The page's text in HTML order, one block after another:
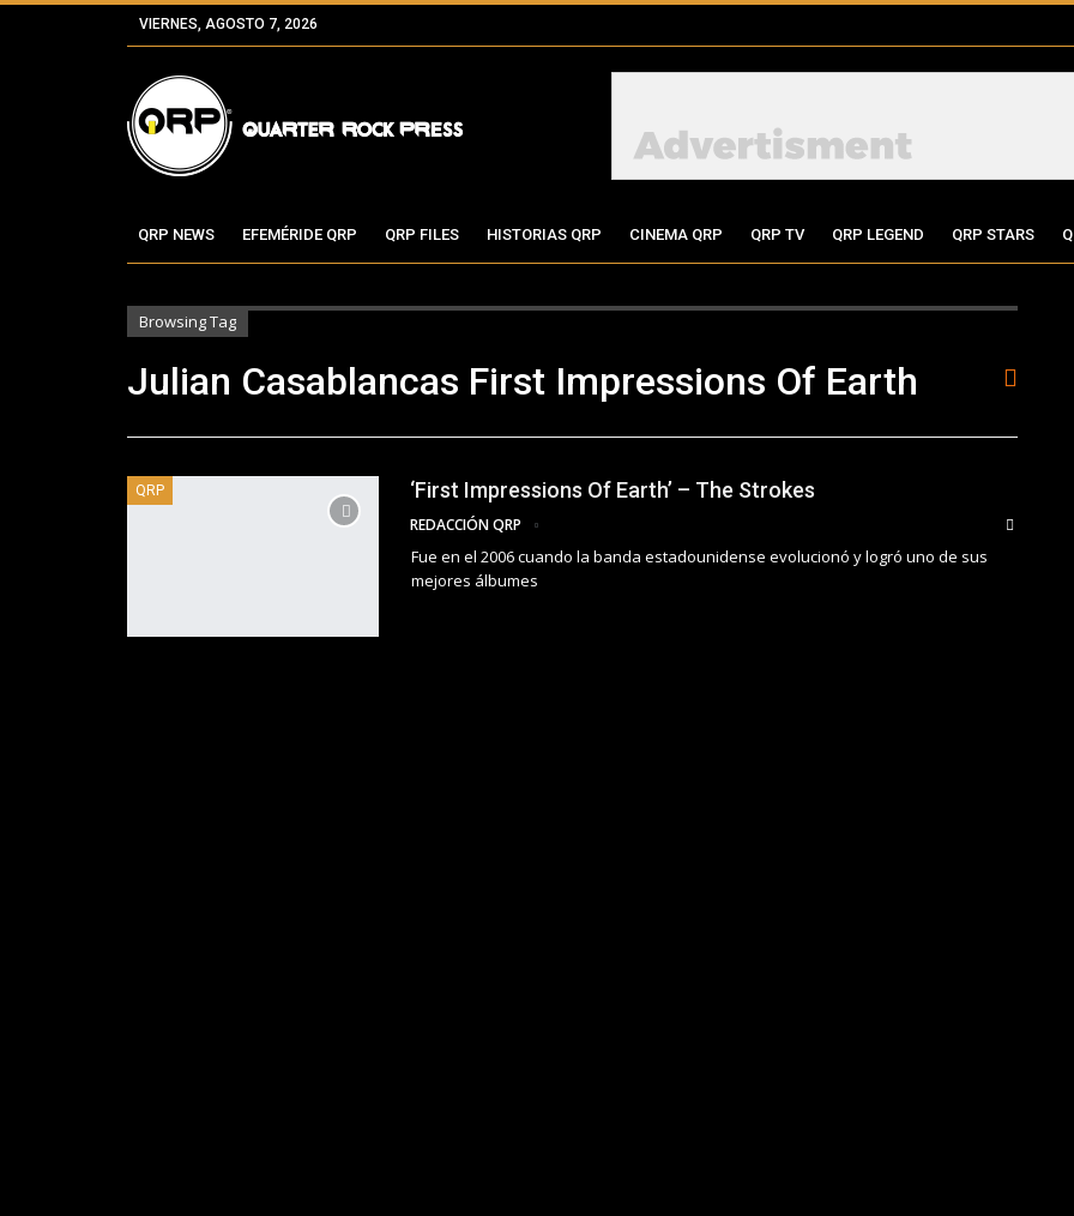
VIERNES, AGOSTO 7, 2026
QRP NEWS EFEMÉRIDE QRP QRP FILES HISTORIAS QRP CINEMA QRP QRP TV QRP LEGEND QRP STARS
Browsing Tag
Julian Casablancas First Impressions Of Earth
QRP ‘First Impressions Of Earth’ – The Strokes
REDACCIÓN QRP
Fue en el 2006 cuando la banda estadounidense evolucionó y logró uno de sus
mejores álbumes